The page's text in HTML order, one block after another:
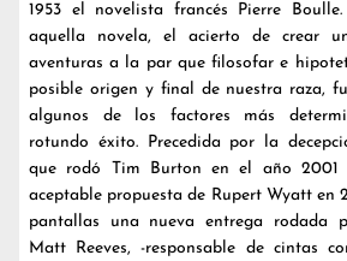
1953 el novelista francés Pierre
aquella novela, el acierto de crear
aventuras a la par que filosofar e
posible origen y final de nuestra raza,
algunos de los factores más
rotundo éxito. Precedida por la
que rodó Tim Burton en el año
aceptable propuesta de Rupert Wyatt en
pantallas una nueva entrega rodada
Matt Reeves, -responsable de cintas